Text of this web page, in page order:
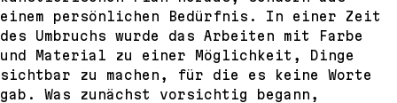
einem persönlichen Bedürfnis. In einer Zeit
des Umbruchs wurde das Arbeiten mit Farbe
und Material zu einer Möglichkeit, Dinge
sichtbar zu machen, für die es keine Worte
gab. Was zunächst vorsichtig begann,